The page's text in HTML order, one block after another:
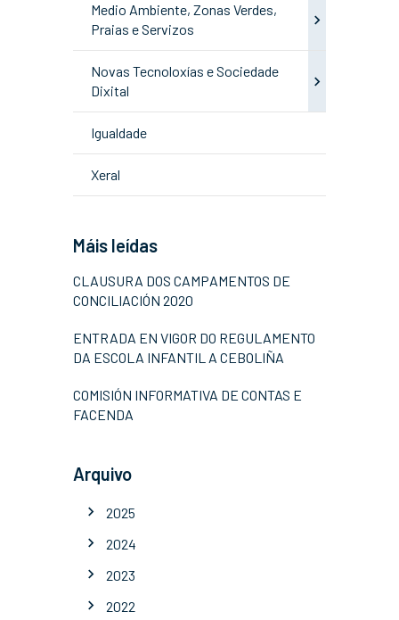
Medio Ambiente, Zonas Verdes,
Praias e Servizos
Novas Tecnoloxías e Sociedade
Dixital
Igualdade
Xeral
Máis leídas
CLAUSURA DOS CAMPAMENTOS DE
CONCILIACIÓN 2020
ENTRADA EN VIGOR DO REGULAMENTO
DA ESCOLA INFANTIL A CEBOLIÑA
COMISIÓN INFORMATIVA DE CONTAS E
FACENDA
Arquivo
2025
2024
2023
2022